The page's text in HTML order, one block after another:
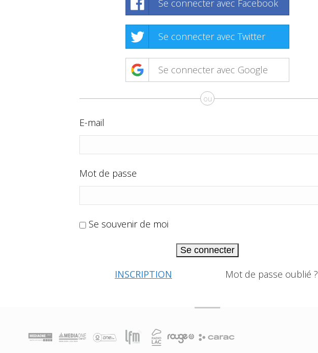
Se connecter avec Facebook
Se connecter avec Twitter
Se connecter avec Google
ou
E-mail
Mot de passe
Se souvenir de moi
Se connecter
INSCRIPTION Mot de passe oublié ?